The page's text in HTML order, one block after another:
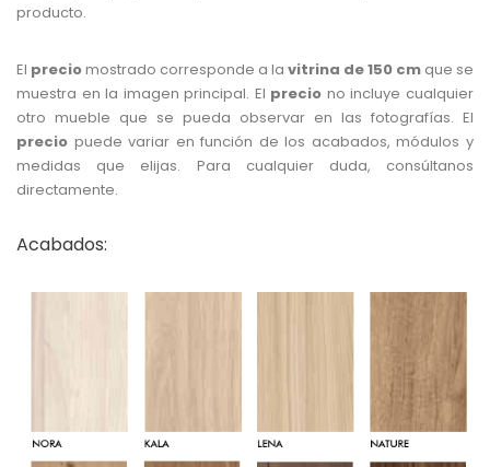
producto.
El preciomostrado corresponde a la vitrina de 150 cm que se
muestra en la imagen principal. El precio no incluye cualquier
otro mueble que se pueda observar en las fotografías. El
precio puede variar en función de los acabados, módulos y
medidas que elijas. Para cualquier duda, consúltanos
directamente.
Acabados: